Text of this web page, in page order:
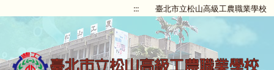
::: 臺北市立松山高級工農職業學校